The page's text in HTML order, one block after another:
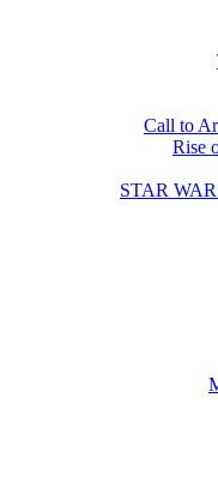
Call to
Rise
STAR